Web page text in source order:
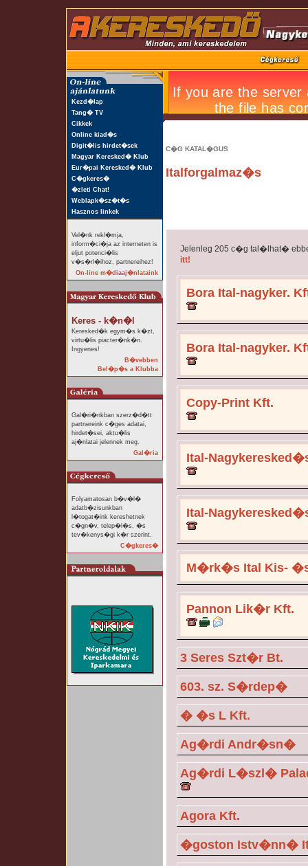
Kezd�lap
Tang� TV
Cikkek
Online kiad�s
Digit�lis hirdet�sek
Magyar Keresked� Klub
Eur�pai Keresked� Klub
C�gkeres�
�zleti Chat!
Weblapk�sz�t�s
Hasznos linkek
Vel�nk rekl�mja,
inform�ci�ja az interneten is
eljut potenci�lis
v�s�rl�ihoz, partnereihez!
On-line m�diaaj�nlataink
Keres - k�n�l
Keresked�k egym�s k�zt,
virtu�lis piacter�nk�n.
Ingyenes!
B�vebben
Bel�p�s a Klubba
Gal�ri�nkban szerz�d�tt
partnereink c�ges adatai,
hirdet�sei, aktu�lis
aj�nlatai jelennek meg.
Gal�ria
Folyamatosan b�v�l�
adatb�zisunkban
l�togat�ink kereshetnek
c�gn�v, telep�l�s, �s
tev�kenys�gi k�r szerint.
C�gkeres�
C�G KATAL�GUS
Italforgalmaz�s
Jelenleg 205 c�g tal�lhat�
itt!
Bora Ital-nagyker.
Bora Ital-nagyker.
Copy-Print Kft.
Ital-
Ital-
M�rk�s Ital Kis-
Pannon Lik�r Kft.
3 Seres Szt�r Bt.
603. sz. S�rdep�
� �s L Kft.
Ag�rdi Andr�sn�
Ag�rdi L�szl�
Agora Kft.
�goston Istv�nn�